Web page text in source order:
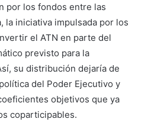
por los fondos entre las
la iniciativa impulsada por los
el ATN en parte del
previsto para la
su distribución dejaría de
del Poder Ejecutivo y
objetivos que ya
coparticipables.